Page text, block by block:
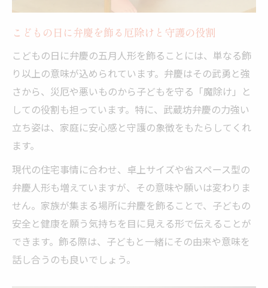
こどもの日に弁慶を飾る厄除けと守護の役割
こどもの日に弁慶の五月人形を飾ることには、単なる飾
り以上の意味が込められています。弁慶はその武勇と強
さから、災厄や悪いものから子どもを守る「魔除け」と
しての役割も担っています。特に、武蔵坊弁慶の力強い
立ち姿は、家庭に安心感と守護の象徴をもたらしてくれ
ます。
現代の住宅事情に合わせ、卓上サイズや省スペース型の
弁慶人形も増えていますが、その意味や願いは変わりま
せん。家族が集まる場所に弁慶を飾ることで、子どもの
安全と健康を願う気持ちを目に見える形で伝えることが
できます。飾る際は、子どもと一緒にその由来や意味を
話し合うのも良いでしょう。